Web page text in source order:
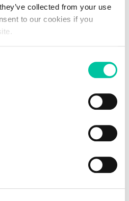
collected from your use
to our cookies if you